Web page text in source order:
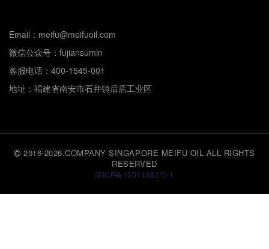
Email：meifu@meifuoil.com
微信公众号：fujiansumin
客服电话：400-1545-001
地址：福建省南安市石井镇后店工业区
2016-2026.COMPANY SINGAPORE MEIFU OIL ALL RIGHTS
RESERVED
闽ICP备16014882号-1